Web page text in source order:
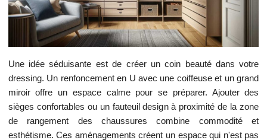
Une idée séduisante est de créer un coin beauté dans votre
dressing. Un renfoncement en U avec une coiffeuse et un grand
miroir offre un espace calme pour se préparer. Ajouter des
sièges confortables ou un fauteuil design à proximité de la zone
de rangement des chaussures combine commodité et
esthétisme. Ces aménagements créent un espace qui n'est pas